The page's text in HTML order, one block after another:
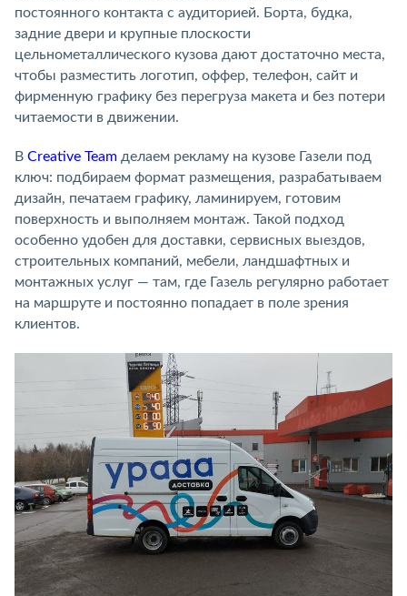
постоянного контакта с аудиторией. Борта, будка,
задние двери и крупные плоскости
цельнометаллического кузова дают достаточно места,
чтобы разместить логотип, оффер, телефон, сайт и
фирменную графику без перегруза макета и без потери
читаемости в движении.
В Creative Team делаем рекламу на кузове Газели под
ключ: подбираем формат размещения, разрабатываем
дизайн, печатаем графику, ламинируем, готовим
поверхность и выполняем монтаж. Такой подход
особенно удобен для доставки, сервисных выездов,
строительных компаний, мебели, ландшафтных и
монтажных услуг — там, где Газель регулярно работает
на маршруте и постоянно попадает в поле зрения
клиентов.